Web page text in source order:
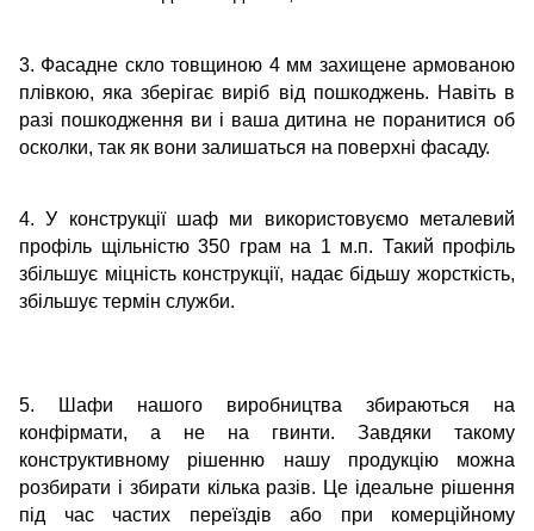
3. Фасадне скло товщиною 4 мм захищене армованою
плівкою, яка зберігає виріб від пошкоджень. Навіть в
разі пошкодження ви і ваша дитина не поранитися об
осколки, так як вони залишаться на поверхні фасаду.
4. У конструкції шаф ми використовуємо металевий
профіль щільністю 350 грам на 1 м.п. Такий профіль
збільшує міцність конструкції, надає бідьшу жорсткість,
збільшує термін служби.
5. Шафи нашого виробництва збираються на
конфірмати, а не на гвинти. Завдяки такому
конструктивному рішенню нашу продукцію можна
розбирати і збирати кілька разів. Це ідеальне рішення
під час частих переїздів або при комерційному